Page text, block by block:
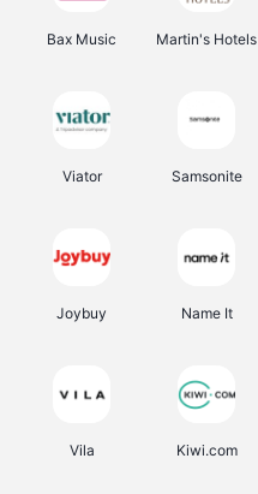
Bax Music Martin's Hotels
Viator Samsonite
Joybuy Name It
Vila Kiwi.com